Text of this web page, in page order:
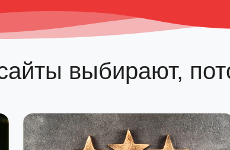
выбирают,